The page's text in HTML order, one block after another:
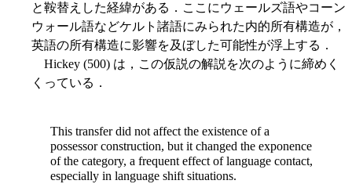
と鞍替えした経緯がある．ここにウェールズ語やコーン
ウォール語などケルト諸語にみられた内的所有構造が，
英語の所有構造に影響を及ぼした可能性が浮上する．
Hickey (500) は，この仮説の解説を次のように締めく
くっている．
This transfer did not affect the existence of a
possessor construction, but it changed the exponence
of the category, a frequent effect of language contact,
especially in language shift situations.